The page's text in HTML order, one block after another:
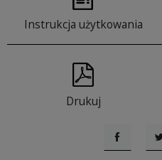
Instrukcja użytkowania
Drukuj